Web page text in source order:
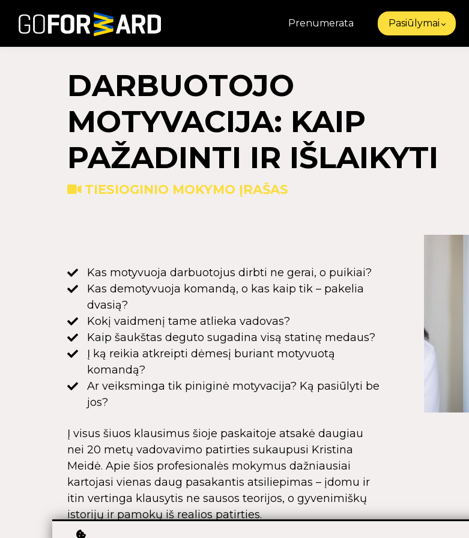
Prenumerata Pasiūlymai
DARBUOTOJO
MOTYVACIJA: KAIP
PAŽADINTI IR IŠLAIKYTI
TIESIOGINIO MOKYMO ĮRAŠAS
Kas motyvuoja darbuotojus dirbti ne gerai, o puikiai?
Kas demotyvuoja komandą, o kas kaip tik – pakelia
dvasią?
Kokį vaidmenį tame atlieka vadovas?
Kaip šaukštas deguto sugadina visą statinę medaus?
Į ką reikia atkreipti dėmesį buriant motyvuotą
komandą?
Ar veiksminga tik piniginė motyvacija? Ką pasiūlyti be
jos?
Į visus šiuos klausimus šioje paskaitoje atsakė daugiau
nei 20 metų vadovavimo patirties sukaupusi Kristina
Meidė. Apie šios profesionalės mokymus dažniausiai
kartojasi vienas daug pasakantis atsiliepimas – įdomu ir
itin vertinga klausytis ne sausos teorijos, o gyvenimiškų
istorijų ir pamokų iš realios patirties.